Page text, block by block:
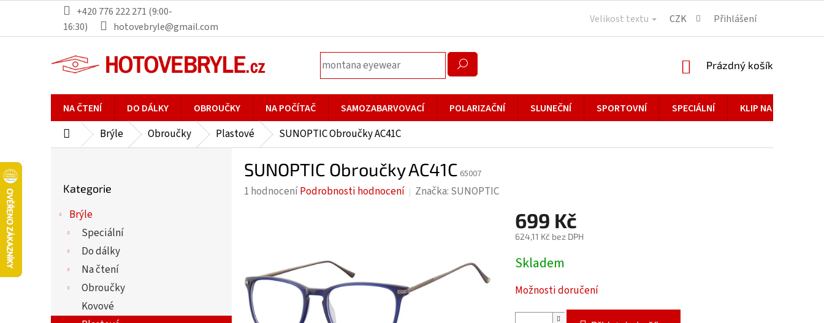
obsah
+420 776 222 271 (9:00-
16:30)
hotovebryle@gmail.com
Velikost textu CZK Přihlášení
NÁKUPNÍ
Prázdný košík
NA ČTENÍ DO DÁLKY OBROUČKY NA POČÍTAČ SAMOZABARVOVACÍ POLARIZAČNÍ SLUNEČNÍ SPORTOVNÍ SPECIÁLNÍ KLIP NA BRÝLE
DomůBrýle Obroučky Plastové SUNOPTIC Obroučky AC41C
kategorie
Kategorie
Brýle
Speciální
Do dálky
Na čtení
Obroučky
Kovové
SUNOPTIC Obroučky AC41C 65007
Průměrné
5
hvězdiček.
1 hodnoceníPodrobnosti hodnocení Značka: SUNOPTIC
699 Kč
624,11 Kč bez DPH
Měrná
cena:
Skladem
Možnosti doručení